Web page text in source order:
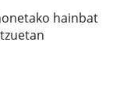
hainbat